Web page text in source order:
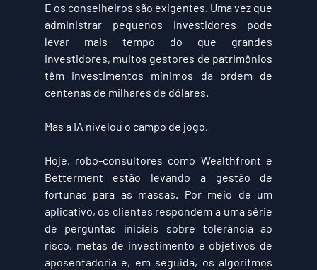
E os conselheiros são exigentes. Uma vez que
administrar pequenos investidores pode
levar mais tempo do que grandes
investidores, muitos gestores de patrimônios
têm investimentos mínimos da ordem de
centenas de milhares de dólares.
Mas a IA nivelou o campo de jogo.
Hoje, robo-consultores como Wealthfront e
Betterment estão levando a gestão de
fortunas para as massas. Por meio de um
aplicativo, os clientes respondem a uma série
de perguntas iniciais sobre tolerância ao
risco, metas de investimento e objetivos de
aposentadoria e, em seguida, os algoritmos